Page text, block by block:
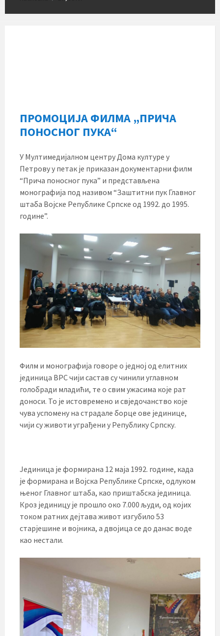
ПРОМОЦИЈА ФИЛМА „ПРИЧА
ПОНОСНОГ ПУКА“
У Мултимедијалном центру Дома културе у
Петрову у петак је приказан документарни филм
“Прича поносног пука” и представљена
монографија под називом “Заштитни пук Главног
штаба Војске Републике Српске од 1992. до 1995.
године”.
Филм и монографија говоре о једној од елитних
јединица ВРС чији састав су чинили углавном
голобради младићи, те о свим ужасима које рат
доноси. То је истовремено и свједочанство које
чува успомену на страдале борце ове јединице,
чији су животи уграђени у Републику Српску.
Јединица је формирана 12 маја 1992. године, када
је формирана и Војска Републике Српске, одлуком
њеног Главног штаба, као приштабска јединица.
Кроз јединицу је прошло око 7.000 људи, од којих
током ратних дејтава живот изгубило 53
старјешине и војника, а двојица се до данас воде
као нестали.